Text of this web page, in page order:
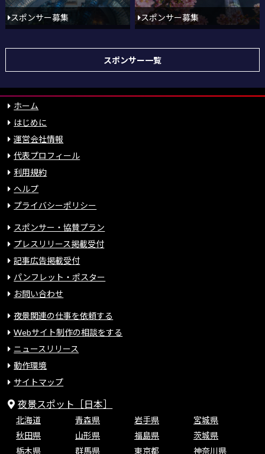
スポンサー募集 スポンサー募集
スポンサー一覧
ホーム
はじめに
運営会社情報
代表プロフィール
利用規約
ヘルプ
プライバシーポリシー
スポンサー・協賛プラン
プレスリリース掲載受付
記事広告掲載受付
パンフレット・ポスター
お問い合わせ
夜景関連の仕事を依頼する
Webサイト制作の相談をする
ニュースリリース
動作環境
サイトマップ
夜景スポット［日本］
北海道 青森県 岩手県
宮城県
秋田県
山形県 福島県
茨城県
栃木県
群馬県 東京都
神奈川県